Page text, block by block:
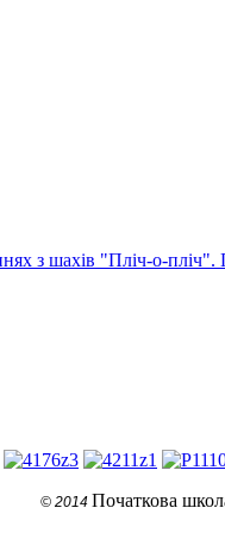
з шахів "Пліч-о-
© 2014 Початкова